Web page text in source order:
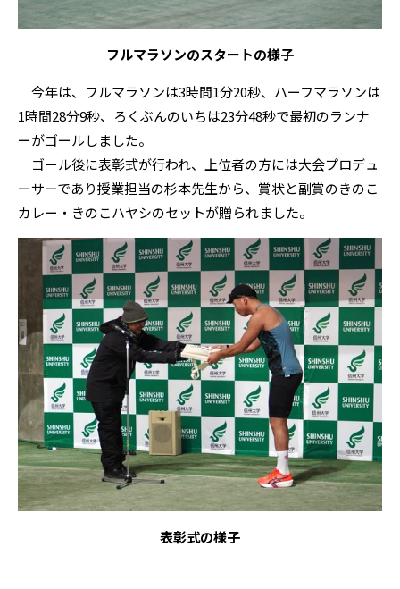
フルマラソンのスタートの様子
今年は、フルマラソンは3時間1分20秒、ハーフマラソンは
1時間28分9秒、ろくぶんのいちは23分48秒で最初のランナ
ーがゴールしました。
ゴール後に表彰式が行われ、上位者の方には大会プロデュ
ーサーであり授業担当の杉本先生から、賞状と副賞のきのこ
カレー・きのこハヤシのセットが贈られました。
表彰式の様子